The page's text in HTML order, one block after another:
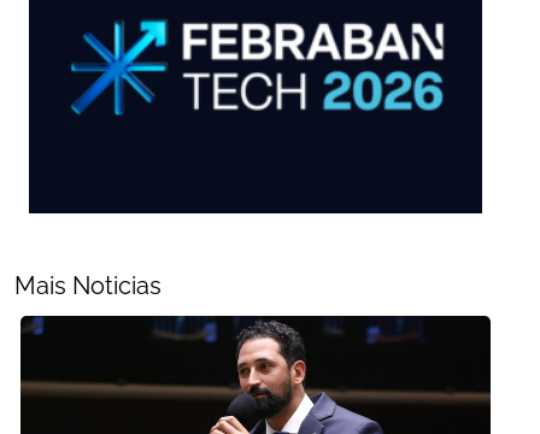
Mais Noticias